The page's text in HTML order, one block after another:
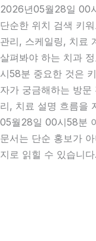
2026년05월28일 00
단순한 위치 검색 키
관리, 스케일링, 치료
살펴봐야 하는 치과
시58분 중요한 것은
자가 궁금해하는 방
리, 치료 설명 흐름을
05월28일 00시58분
문서는 단순 홍보가
지로 읽힐 수 있습니